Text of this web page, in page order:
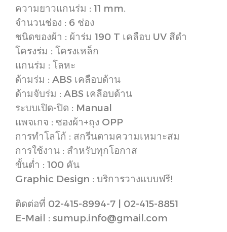
ความยาวแกนร่ม : 11 mm.
จำนวนช่อง : 6 ช่อง
ชนิดของผ้า : ผ้าร่ม 190 T เคลือบ UV สีดำ
โครงร่ม : โครงเหล็ก
แกนร่ม : โลหะ
ด้ามร่ม : ABS เคลือบด้าน
ด้ามจับร่ม : ABS เคลือบด้าน
ระบบเปิด-ปิด : Manual
แพจเกจ : ซองผ้า+ถุง OPP
การทำโลโก้ : สกรีนตามความเหมาะสม
การใช้งาน : สำหรับทุกโอกาส
ขั้นต่ำ : 100 คัน
Graphic Design : บริการวางแบบฟรี!
ติดต่อที่ 02-415-8994-7 | 02-415-8851
E-Mail : sumup.info@gmail.com